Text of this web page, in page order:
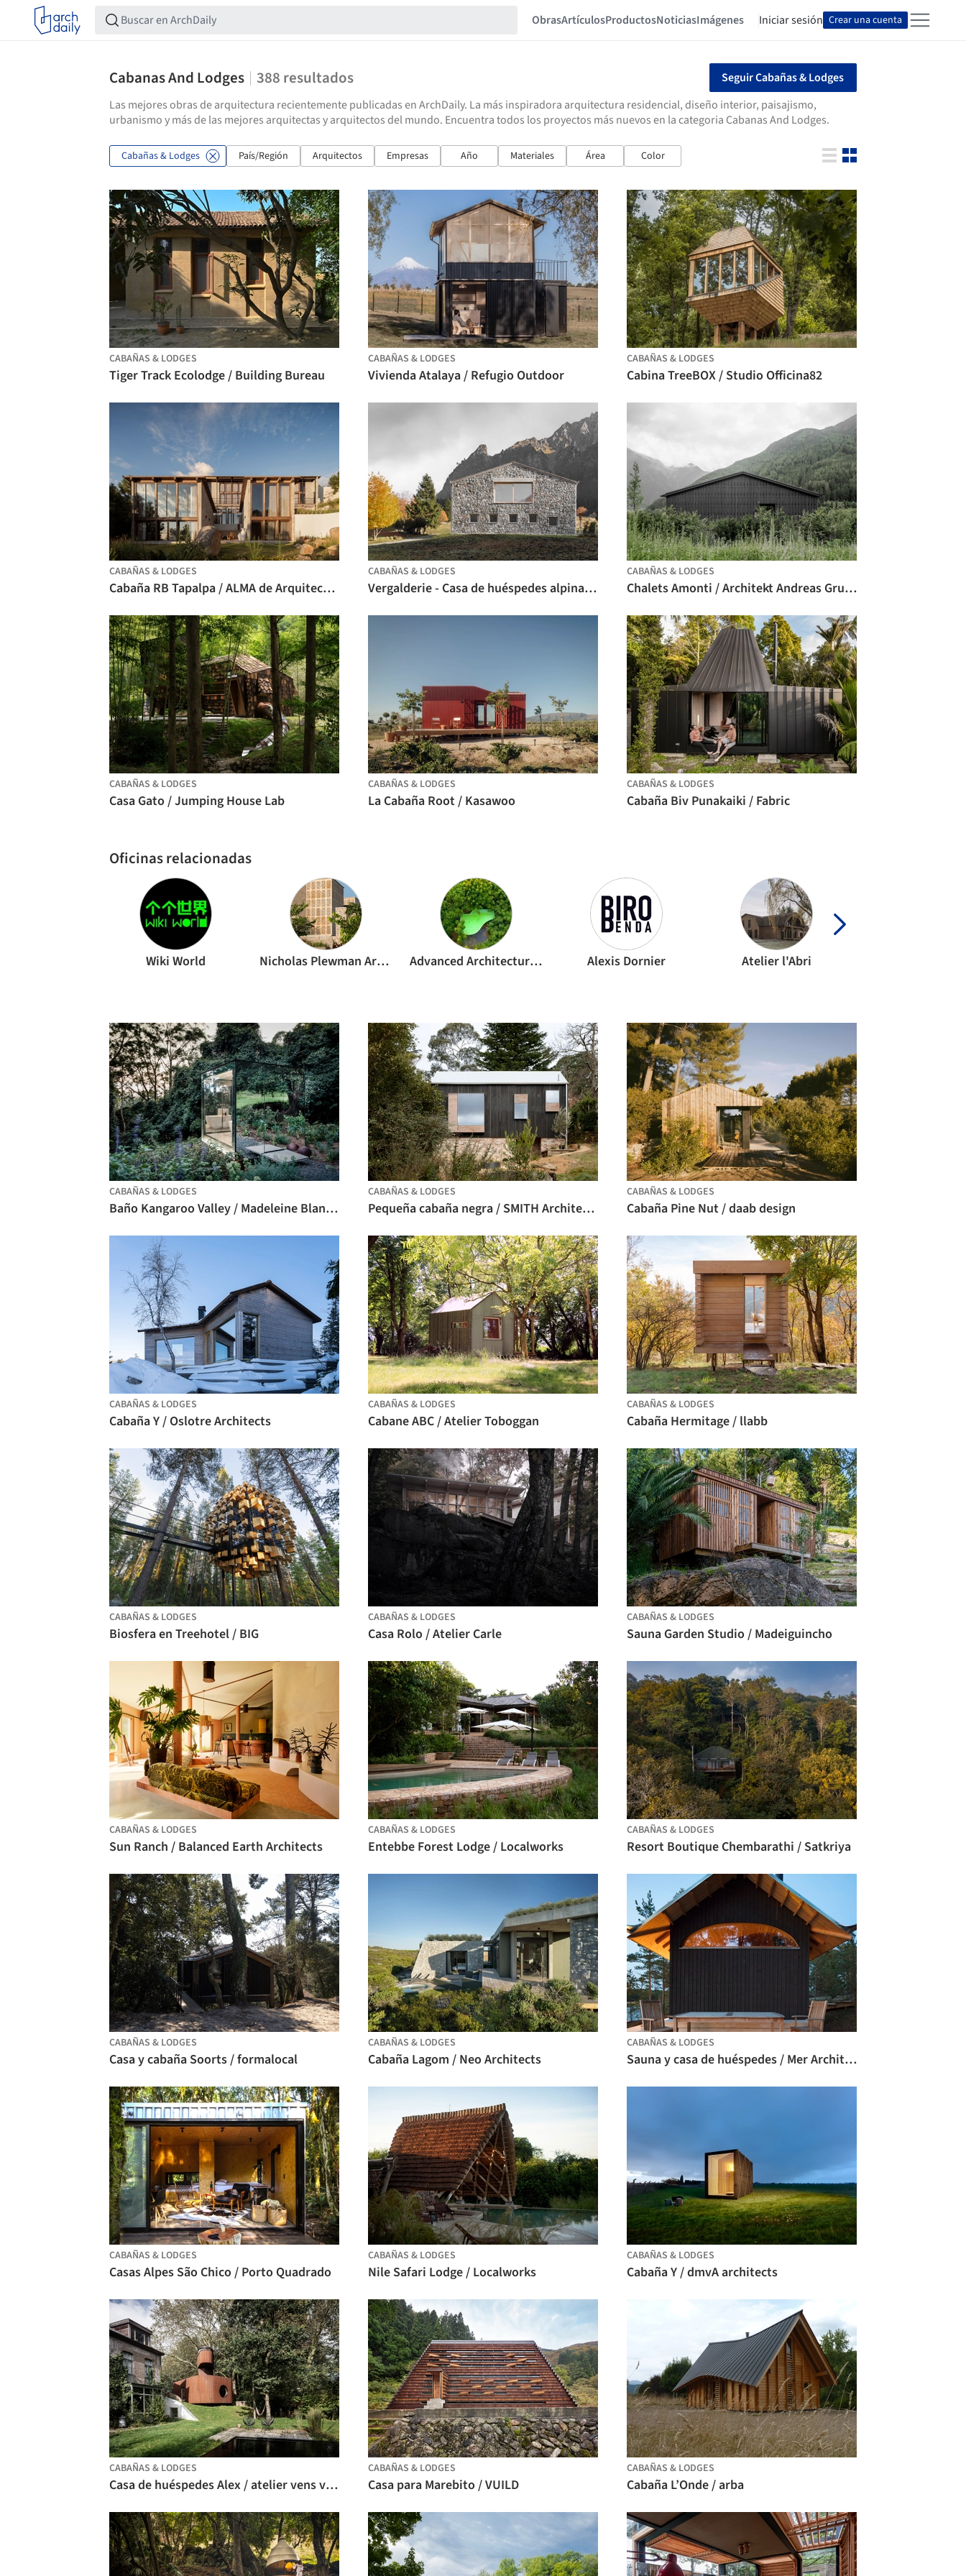
ObrasArtículosProductosNoticiasImágenes Iniciar sesión Crear una cuenta
Cabanas And Lodges 388 resultados
Seguir Cabañas & Lodges
Las mejores obras de arquitectura recientemente publicadas en ArchDaily. La más inspiradora arquitectura residencial, diseño interior, paisajismo,
urbanismo y más de las mejores arquitectas y arquitectos del mundo. Encuentra todos los proyectos más nuevos en la categoria Cabanas And Lodges.
Cabañas & Lodges País/Región Arquitectos Empresas Año Materiales Área Color
CABAÑAS & LODGES
Tiger Track Ecolodge / Building Bureau
CABAÑAS & LODGES
Vivienda Atalaya / Refugio Outdoor
CABAÑAS & LODGES
Cabina TreeBOX / Studio Officina82
CABAÑAS & LODGES
Cabaña RB Tapalpa / ALMA de Arquitectos
CABAÑAS & LODGES
Vergalderie - Casa de huéspedes alpina y galería / Christian Tonko
CABAÑAS & LODGES
Chalets Amonti / Architekt Andreas Gruber
CABAÑAS & LODGES
Casa Gato / Jumping House Lab
CABAÑAS & LODGES
La Cabaña Root / Kasawoo
CABAÑAS & LODGES
Cabaña Biv Punakaiki / Fabric
Oficinas relacionadas
Wiki World Nicholas Plewman Architects Advanced Architecture Lab[AaL] Alexis Dornier Atelier l'Abri
CABAÑAS & LODGES
Baño Kangaroo Valley / Madeleine Blanchfield Architects
CABAÑAS & LODGES
Pequeña cabaña negra / SMITH Architects
CABAÑAS & LODGES
Cabaña Pine Nut / daab design
CABAÑAS & LODGES
Cabaña Y / Oslotre Architects
CABAÑAS & LODGES
Cabane ABC / Atelier Toboggan
CABAÑAS & LODGES
Cabaña Hermitage / llabb
CABAÑAS & LODGES
Biosfera en Treehotel / BIG
CABAÑAS & LODGES
Casa Rolo / Atelier Carle
CABAÑAS & LODGES
Sauna Garden Studio / Madeiguincho
CABAÑAS & LODGES
Sun Ranch / Balanced Earth Architects
CABAÑAS & LODGES
Entebbe Forest Lodge / Localworks
CABAÑAS & LODGES
Resort Boutique Chembarathi / Satkriya
CABAÑAS & LODGES
Casa y cabaña Soorts / formalocal
CABAÑAS & LODGES
Cabaña Lagom / Neo Architects
CABAÑAS & LODGES
Sauna y casa de huéspedes / Mer Architects
CABAÑAS & LODGES
Casas Alpes São Chico / Porto Quadrado
CABAÑAS & LODGES
Nile Safari Lodge / Localworks
CABAÑAS & LODGES
Cabaña Y / dmvA architects
CABAÑAS & LODGES
Casa de huéspedes Alex / atelier vens vanbelle
CABAÑAS & LODGES
Casa para Marebito / VUILD
CABAÑAS & LODGES
Cabaña L’Onde / arba